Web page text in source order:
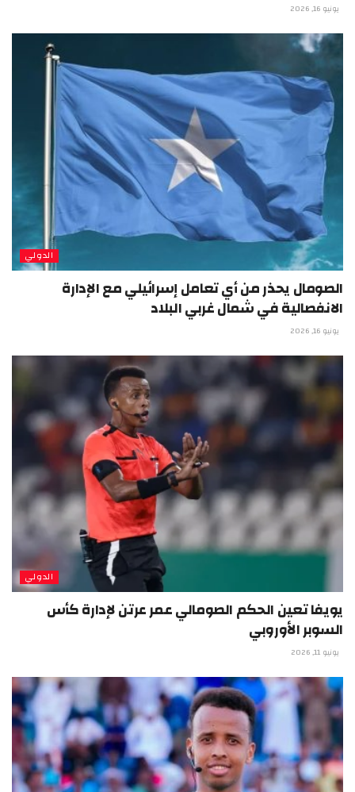
يونيو 16, 2026
الدولي
الصومال يحذر من أي تعامل إسرائيلي مع الإدارة
الانفصالية في شمال غربي البلاد
يونيو 16, 2026
الدولي
يويفا تعين الحكم الصومالي عمر عرتن لإدارة كأس
السوبر الأوروبي
يونيو 11, 2026